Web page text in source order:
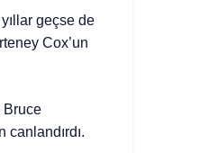
geçse de
Cox’un
Bruce
canlandırdı.